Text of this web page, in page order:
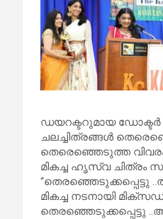
ഡയറക്ടറുമായ ഡോക്ടർ
ചലച്ചിത്രങ്ങൾ
തെരെഞ്ഞെടുത്ത
മികച്ച ഹൃസ്വ ചിത്രം
മികച്ച നടനായി
തെരഞ്ഞെടുക്കപ്പെട്ടു